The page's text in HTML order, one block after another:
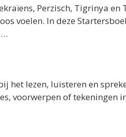
Perzisch, Tigrinya
voelen. In deze
lezen, luisteren en
voorwerpen of tekeningen